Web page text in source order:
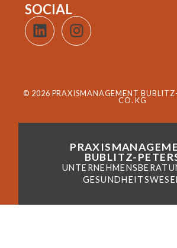
SOCIAL
© 2026 PRAXISMANAGEMENT
CO. KG
BUBLITZ-